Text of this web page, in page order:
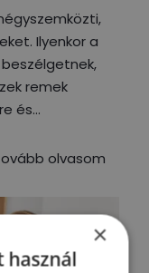
Ilyenkor a
remek
és
olvasom
×
használ